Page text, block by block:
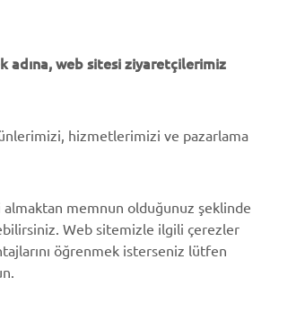
Bilgilendirme
adına, web sitesi ziyaretçilerimiz
hizmetlerimizi ve pazarlama
memnun olduğunuz şeklinde
Web sitemizle ilgili çerezler
öğrenmek isterseniz lütfen